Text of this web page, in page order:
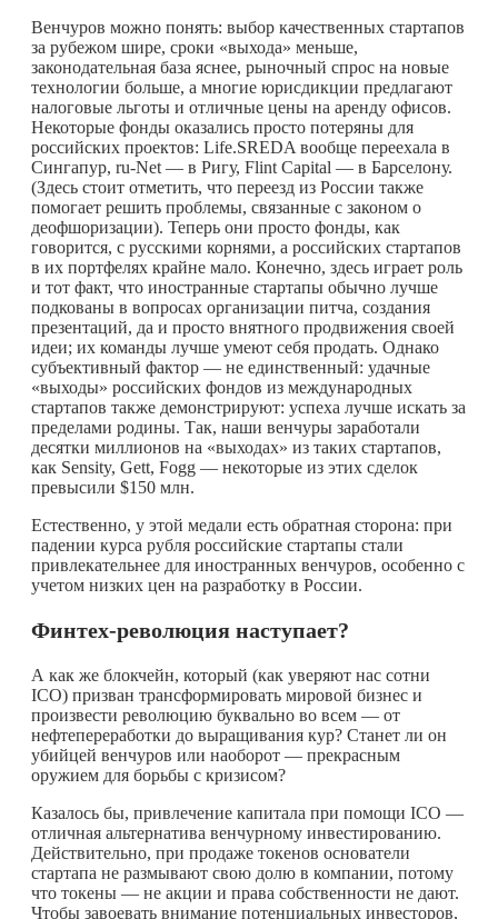
Венчуров можно понять: выбор качественных стартапов
за рубежом шире, сроки «выхода» меньше,
законодательная база яснее, рыночный спрос на новые
технологии больше, а многие юрисдикции предлагают
налоговые льготы и отличные цены на аренду офисов.
Некоторые фонды оказались просто потеряны для
российских проектов: Life.SREDA вообще переехала в
Сингапур, ru-Net — в Ригу, Flint Capital — в Барселону.
(Здесь стоит отметить, что переезд из России также
помогает решить проблемы, связанные с законом о
деофшоризации). Теперь они просто фонды, как
говорится, с русскими корнями, а российских стартапов
в их портфелях крайне мало. Конечно, здесь играет роль
и тот факт, что иностранные стартапы обычно лучше
подкованы в вопросах организации питча, создания
презентаций, да и просто внятного продвижения своей
идеи; их команды лучше умеют себя продать. Однако
субъективный фактор — не единственный: удачные
«выходы» российских фондов из международных
стартапов также демонстрируют: успеха лучше искать за
пределами родины. Так, наши венчуры заработали
десятки миллионов на «выходах» из таких стартапов,
как Sensity, Gett, Fogg — некоторые из этих сделок
превысили $150 млн.
Естественно, у этой медали есть обратная сторона: при
падении курса рубля российские стартапы стали
привлекательнее для иностранных венчуров, особенно с
учетом низких цен на разработку в России.
Финтех-революция наступает?
А как же блокчейн, который (как уверяют нас сотни
ICO) призван трансформировать мировой бизнес и
произвести революцию буквально во всем — от
нефтепереработки до выращивания кур? Станет ли он
убийцей венчуров или наоборот — прекрасным
оружием для борьбы с кризисом?
Казалось бы, привлечение капитала при помощи ICO —
отличная альтернатива венчурному инвестированию.
Действительно, при продаже токенов основатели
стартапа не размывают свою долю в компании, потому
что токены — не акции и права собственности не дают.
Чтобы завоевать внимание потенциальных инвесторов,